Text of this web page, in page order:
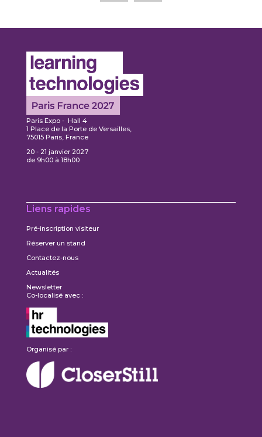
Paris Expo - Hall 4
1 Place de la Porte de Versailles,
75015 Paris, France
20 - 21 janvier 2027
de 9h00 à 18h00
Liens rapides
Pré-inscription visiteur
Réserver un stand
Contactez-nous
Actualités
Newsletter
Co-localisé avec :
Organisé par :